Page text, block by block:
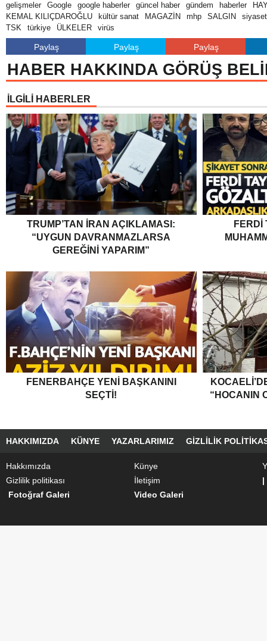
gelişmeler
Google google haberler güncel haber gündem haberler
KEMAL KILIÇDAROĞLU
kültür sanat MAGAZİN mhp SALGIN
siyaset
TSK
türkiye ÜLKELER virüs
Paylaş Paylaş Paylaş
HABER HAKKINDA GÖRÜŞ
İLGİLİ HABERLER
TRUMP’TAN İRAN AÇIKLAMASI:
“UYGUN DAVRANMAZLARSA
GEREĞINI YAPARIM”
FERDI
FENERBAHÇE YENI BAŞKANINI
SEÇTI!
“HOCANIN
HAKKIMIZDA KÜNYE YAZARLARIMIZ GIZLILIK
Hakkımızda Künye
Gizlilik politikası
İletişim
|
Fotoğraf Galeri
Video Galeri